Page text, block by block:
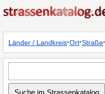
Länder / Landkreis·Ort·Straße·